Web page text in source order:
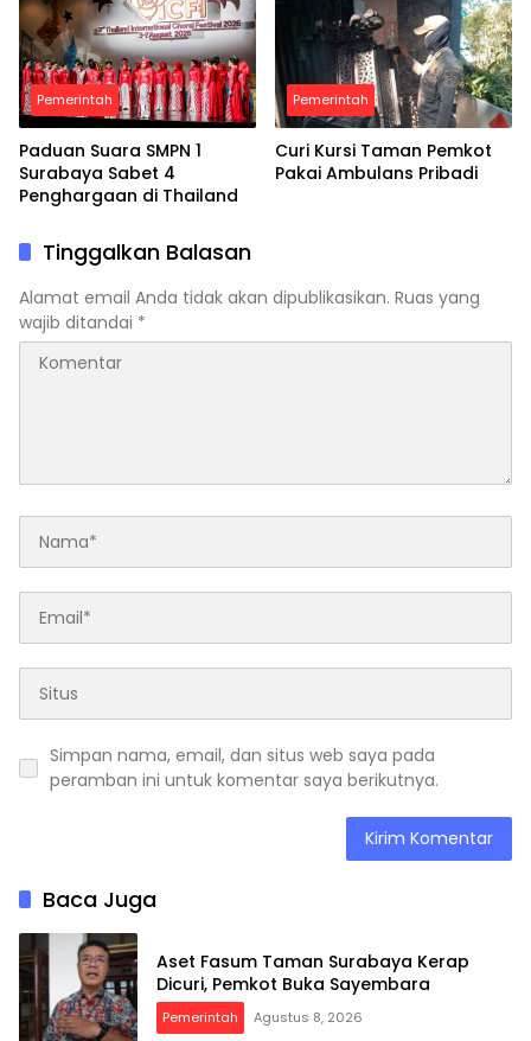
Pemerintah
Paduan Suara SMPN 1
Surabaya Sabet 4
Penghargaan di Thailand
Pemerintah
Curi Kursi Taman Pemkot
Pakai Ambulans Pribadi
Tinggalkan Balasan
Alamat email Anda tidak akan dipublikasikan. Ruas yang
wajib ditandai *
Simpan nama, email, dan situs web saya pada
peramban ini untuk komentar saya berikutnya.
Baca Juga
Aset Fasum Taman Surabaya Kerap
Dicuri, Pemkot Buka Sayembara
Pemerintah Agustus 8, 2026